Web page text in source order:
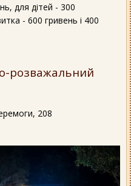
для дітей - 300
- 600 гривень і 400
розважальний
208